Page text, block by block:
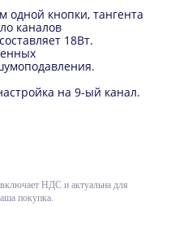
одной кнопки, тангента
каналов
18Вт.
на 9-ый канал.
НДС и актуальна для
покупка.